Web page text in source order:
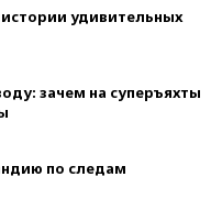
удивительных
зачем на суперъяхты
по следам